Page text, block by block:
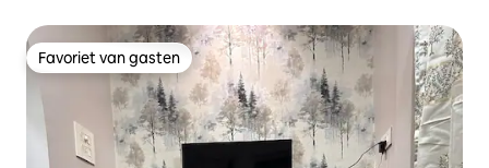
Favoriet van gasten
Favoriet van gasten